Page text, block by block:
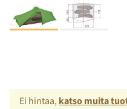
Ei hintaa, katso muita